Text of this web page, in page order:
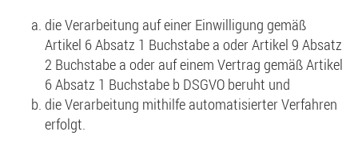
die Verarbeitung auf einer Einwilligung gemäß
Artikel 6 Absatz 1 Buchstabe a oder Artikel 9 Absatz
2 Buchstabe a oder auf einem Vertrag gemäß Artikel
6 Absatz 1 Buchstabe b DSGVO beruht und
die Verarbeitung mithilfe automatisierter Verfahren
erfolgt.